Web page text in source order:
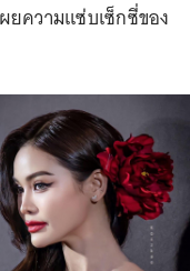
ยความแซ่บเซ็กซี่ของ